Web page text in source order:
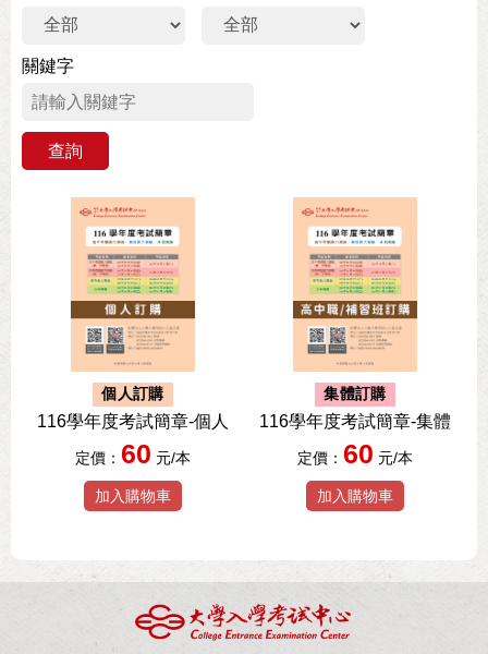
關鍵字
個人訂購
116學年度考試簡章-個人
定價： 60 元/本
加入購物車
集體訂購
116學年度考試簡章-集體
定價： 60 元/本
加入購物車